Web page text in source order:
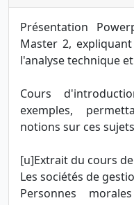
Présentation
Master 2, expliquant
l'analyse technique
Cours
exemples,
notions sur ces
[u]Extrait du cours
Les sociétés de
Personnes